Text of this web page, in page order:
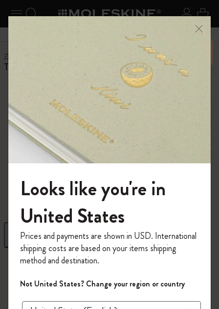
ナビゲーションの切替 ログ
検索 (キーワードなど) カ
6,500円以上のご購入で送料無料 メニ
ーを閉じる
ホーム
The Original Notebook
The Original and
Classic Notebooks
さまざまなカラーやレイアウトで展開され
るクラシックノートブックをぜひご覧くだ
さい。
フィルター 並び替え
112 プロダクツ
モレスキンの世界へようこそ
「WELCOME10」を入力すると、初回注
文が10%オフ＋送料無料になります。セ
ール・アウトレット品は適用外。
Moleskineアカウントを作成して限定オフ
ァーや会員特典、さらに多くのインスピ
レーションを手に入れましょう。
Looks like you're in
United States
Prices and payments are shown in USD. International
shipping costs are based on your items shipping
method and destination.
Not United States? Change your region or country